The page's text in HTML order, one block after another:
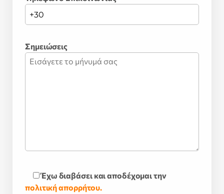
Σημειώσεις
Έχω διαβάσει και αποδέχομαι την
πολιτική απορρήτου.